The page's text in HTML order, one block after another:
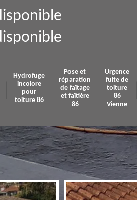
Hydrofuge
incolore
pour
toiture 86
Pose et
réparation
de faîtage
et faîtière
86
Urgence
fuite de
toiture
86
Vienne